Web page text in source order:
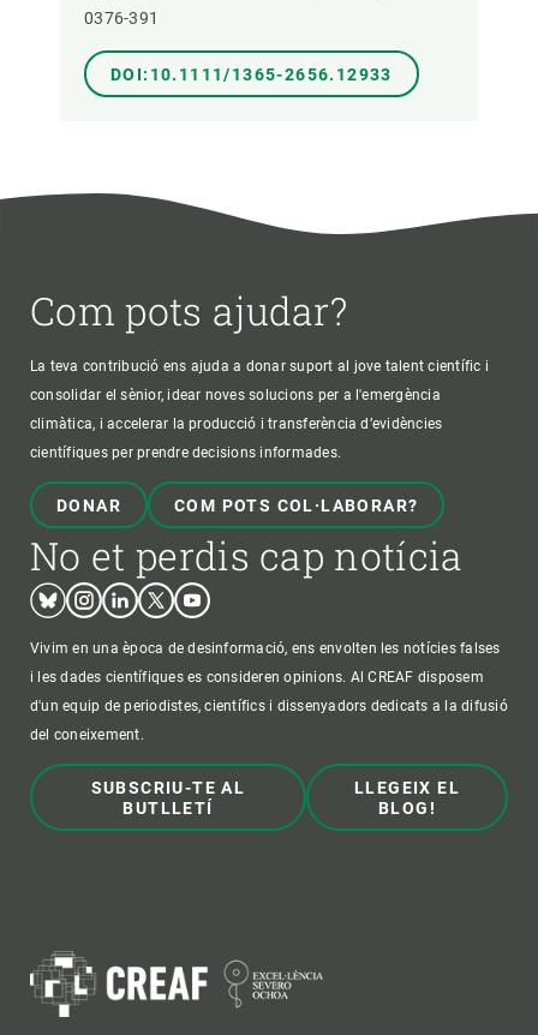
0376-391
DOI:10.1111/1365-2656.12933
Com pots ajudar?
La teva contribució ens ajuda a donar suport al jove talent científic i
consolidar el sènior, idear noves solucions per a l'emergència
climàtica, i accelerar la producció i transferència d’evidències
científiques per prendre decisions informades.
DONAR COM POTS COL·LABORAR?
No et perdis cap notícia
BlueskyInstagram
LinkedinTwitterYoutube
Vivim en una època de desinformació, ens envolten les notícies falses
i les dades científiques es consideren opinions. Al CREAF disposem
d'un equip de periodistes, científics i dissenyadors dedicats a la difusió
del coneixement.
SUBSCRIU-TE AL
BUTLLETÍ
LLEGEIX EL
BLOG!